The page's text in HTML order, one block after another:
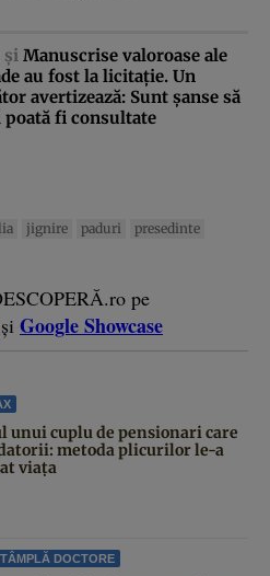
şi Manuscrise valoroase ale
au fost la licitaţie. Un
avertizează: Sunt şanse să
poată fi consultate
jignire paduri presedinte
pe
și Google Showcase
unui cuplu de pensionari care
metoda plicurilor le-a
viața
DOCTORE